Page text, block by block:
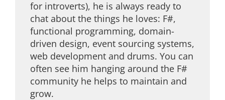
for introverts), he is always ready to
chat about the things he loves: F#,
functional programming, domain-
driven design, event sourcing systems,
web development and drums. You can
often see him hanging around the F#
community he helps to maintain and
grow.